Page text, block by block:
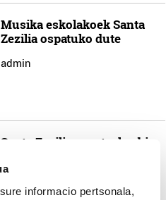
sure informacio pertsonala,
Musika eskolakoek Santa
Zezilia ospatuko dute
admin
Santa Zezilia ospatzeko, bi